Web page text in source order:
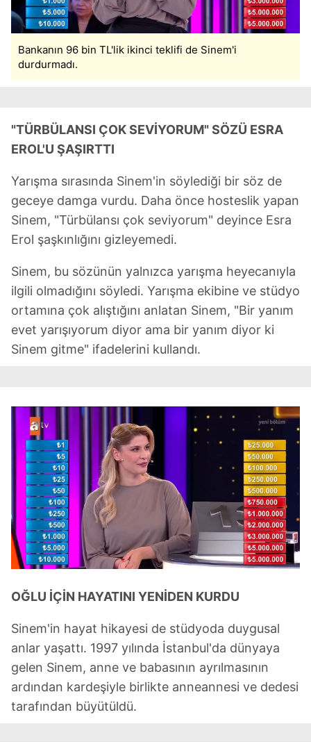
Bankanın 96 bin TL'lik ikinci teklifi de Sinem'i
durdurmadı.
"TÜRBÜLANSI ÇOK SEVİYORUM" SÖZÜ ESRA
EROL'U ŞAŞIRTTI
Yarışma sırasında Sinem'in söylediği bir söz de
geceye damga vurdu. Daha önce hosteslik yapan
Sinem, "Türbülansı çok seviyorum" deyince Esra
Erol şaşkınlığını gizleyemedi.
Sinem, bu sözünün yalnızca yarışma heyecanıyla
ilgili olmadığını söyledi. Yarışma ekibine ve stüdyo
ortamına çok alıştığını anlatan Sinem, "Bir yanım
evet yarışıyorum diyor ama bir yanım diyor ki
Sinem gitme" ifadelerini kullandı.
OĞLU İÇİN HAYATINI YENİDEN KURDU
Sinem'in hayat hikayesi de stüdyoda duygusal
anlar yaşattı. 1997 yılında İstanbul'da dünyaya
gelen Sinem, anne ve babasının ayrılmasının
ardından kardeşiyle birlikte anneannesi ve dedesi
tarafından büyütüldü.